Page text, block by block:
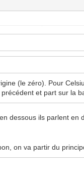
(le zéro). Pour
et part sur la
dessous ils parlent en
on va partir du